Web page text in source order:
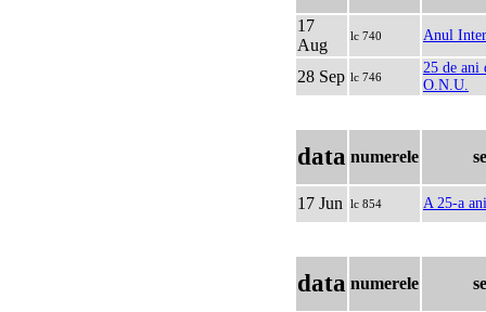
17
Aug
lc 740 Anul
28 Sep lc 746
25 de ani
O.N.U.
data numerele
17 Jun lc 854 A 25-a
data numerele